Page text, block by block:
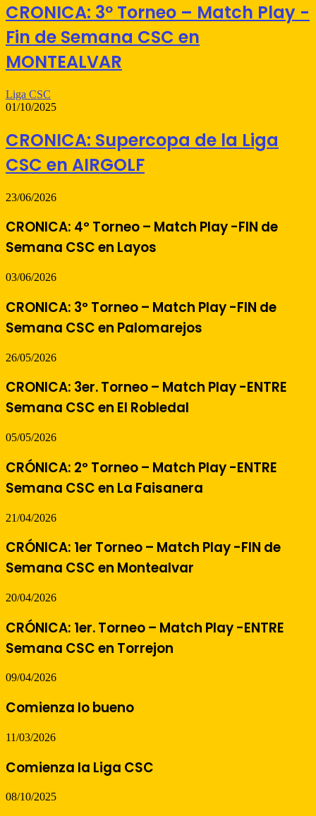
CRONICA: 3º Torneo – Match Play -
Fin de Semana CSC en
MONTEALVAR
Liga CSC
01/10/2025
CRONICA: Supercopa de la Liga
CSC en AIRGOLF
23/06/2026
CRONICA: 4º Torneo – Match Play -FIN de
Semana CSC en Layos
03/06/2026
CRONICA: 3º Torneo – Match Play -FIN de
Semana CSC en Palomarejos
26/05/2026
CRONICA: 3er. Torneo – Match Play -ENTRE
Semana CSC en El Robledal
05/05/2026
CRÓNICA: 2º Torneo – Match Play -ENTRE
Semana CSC en La Faisanera
21/04/2026
CRÓNICA: 1er Torneo – Match Play -FIN de
Semana CSC en Montealvar
20/04/2026
CRÓNICA: 1er. Torneo – Match Play -ENTRE
Semana CSC en Torrejon
09/04/2026
Comienza lo bueno
11/03/2026
Comienza la Liga CSC
08/10/2025